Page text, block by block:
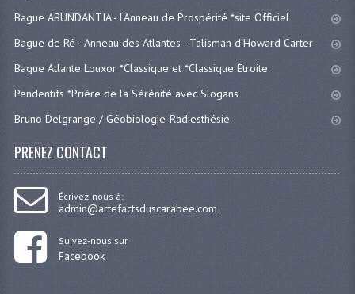
Bague ABUNDANTIA - l'Anneau de Prospérité *site Officiel
Bague de Ré - Anneau des Atlantes - Talisman d'Howard Carter
Bague Atlante Louxor *Classique et *Classique Étroite
Pendentifs *Prière de la Sérénité avec Slogans
Bruno Delgrange / Géobiologie-Radiesthésie
PRENEZ CONTACT
Écrivez-nous à:
admin@artefactsduscarabee.com
Suivez-nous sur
Facebook